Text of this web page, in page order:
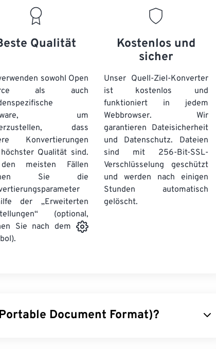
Qualität
sowohl Open
als auch
um
dass
Konvertierungen
Qualität sind.
meisten Fällen
Sie die
der „Erweiterten
(optional,
Sie nach dem
Kostenlos und
sicher
Unser Quell-Ziel-Konverter
ist kostenlos und
funktioniert in jedem
Webbrowser. Wir
garantieren Dateisicherheit
und Datenschutz. Dateien
sind mit 256-Bit-SSL-
Verschlüsselung geschützt
und werden nach einigen
Stunden automatisch
gelöscht.
Document Format)?